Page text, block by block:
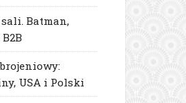
Batman,
USA i Polski